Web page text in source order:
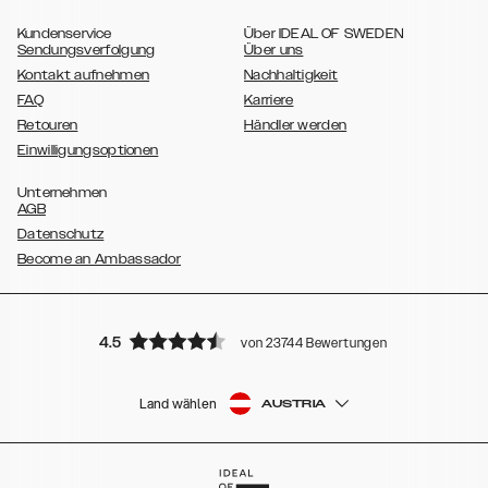
Kundenservice
Sendungsverfolgung
Kontakt aufnehmen
FAQ
Retouren
Einwilligungsoptionen
Über IDEAL OF SWEDEN
Über uns
Nachhaltigkeit
Karriere
Händler werden
Unternehmen
AGB
Datenschutz
Become an Ambassador
4.5 von 23744 Bewertungen
Land wählen AUSTRIA